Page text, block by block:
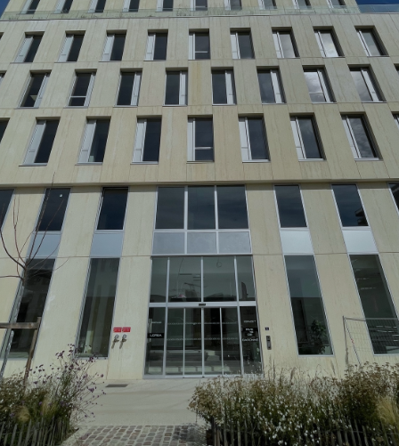
PORTE-DOCUMENTS
GREEN BUILDING
RÉGIONS
ACTIFS
CONTACT
OLEA
MÉRIGNAC